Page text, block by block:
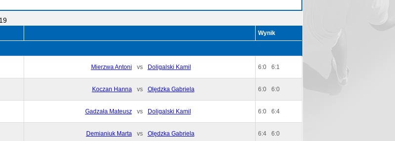
Wynik
Mierzwa Antoni vs Doligalski Kamil 6:0 6:1
Koczan Hanna vs Olędzka Gabriela 6:0 6:0
Gadzała Mateusz vs Doligalski Kamil 6:0 6:4
Demianiuk Marta vs Olędzka Gabriela 6:4 6:0